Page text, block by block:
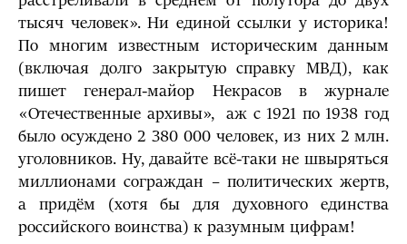
тысяч человек». Ни единой ссылки у историка!
По многим известным историческим данным
(включая долго закрытую справку МВД), как
пишет генерал-майор Некрасов в журнале
«Отечественные архивы», аж с 1921 по 1938 год
было осуждено 2 380 000 человек, из них 2 млн.
уголовников. Ну, давайте всё-таки не швыряться
миллионами сограждан – политических жертв,
а придём (хотя бы для духовного единства
российского воинства) к разумным цифрам!